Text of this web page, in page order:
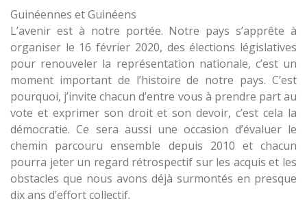
Guinéennes et Guinéens
L’avenir est à notre portée. Notre pays s’apprête à
organiser le 16 février 2020, des élections législatives
pour renouveler la représentation nationale, c’est un
moment important de l’histoire de notre pays. C’est
pourquoi, j’invite chacun d’entre vous à prendre part au
vote et exprimer son droit et son devoir, c’est cela la
démocratie. Ce sera aussi une occasion d’évaluer le
chemin parcouru ensemble depuis 2010 et chacun
pourra jeter un regard rétrospectif sur les acquis et les
obstacles que nous avons déjà surmontés en presque
dix ans d’effort collectif.